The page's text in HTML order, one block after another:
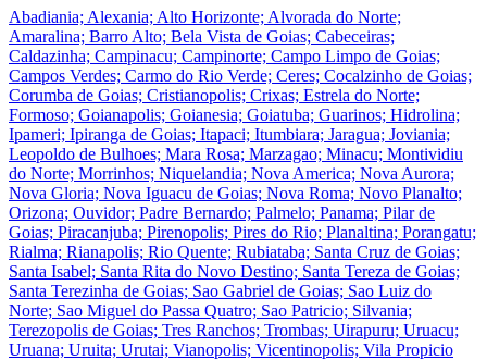
Abadiania; Alexania; Alto Horizonte; Alvorada do Norte;
Amaralina; Barro Alto; Bela Vista de Goias; Cabeceiras;
Caldazinha; Campinacu; Campinorte; Campo Limpo de Goias;
Campos Verdes; Carmo do Rio Verde; Ceres; Cocalzinho de Goias;
Corumba de Goias; Cristianopolis; Crixas; Estrela do Norte;
Formoso; Goianapolis; Goianesia; Goiatuba; Guarinos; Hidrolina;
Ipameri; Ipiranga de Goias; Itapaci; Itumbiara; Jaragua; Joviania;
Leopoldo de Bulhoes; Mara Rosa; Marzagao; Minacu; Montividiu
do Norte; Morrinhos; Niquelandia; Nova America; Nova Aurora;
Nova Gloria; Nova Iguacu de Goias; Nova Roma; Novo Planalto;
Orizona; Ouvidor; Padre Bernardo; Palmelo; Panama; Pilar de
Goias; Piracanjuba; Pirenopolis; Pires do Rio; Planaltina; Porangatu;
Rialma; Rianapolis; Rio Quente; Rubiataba; Santa Cruz de Goias;
Santa Isabel; Santa Rita do Novo Destino; Santa Tereza de Goias;
Santa Terezinha de Goias; Sao Gabriel de Goias; Sao Luiz do
Norte; Sao Miguel do Passa Quatro; Sao Patricio; Silvania;
Terezopolis de Goias; Tres Ranchos; Trombas; Uirapuru; Uruacu;
Uruana; Uruita; Urutai; Vianopolis; Vicentinopolis; Vila Propicio